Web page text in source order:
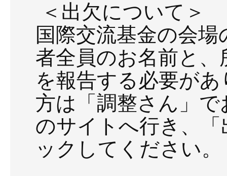
＜出欠について＞
国際交流基金の会
者全員のお名前と
を報告する必要が
方は「調整さん」
のサイトへ行き、
ックしてください。